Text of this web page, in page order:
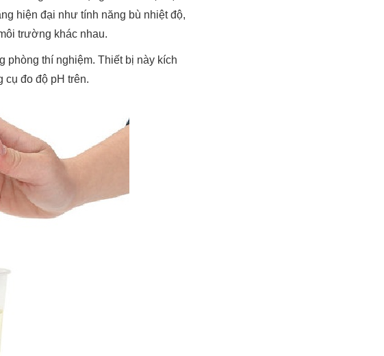
hiện đại như tính năng bù nhiệt độ,
trường khác nhau.
phòng thí nghiệm. Thiết bị này kích
đo độ pH trên.